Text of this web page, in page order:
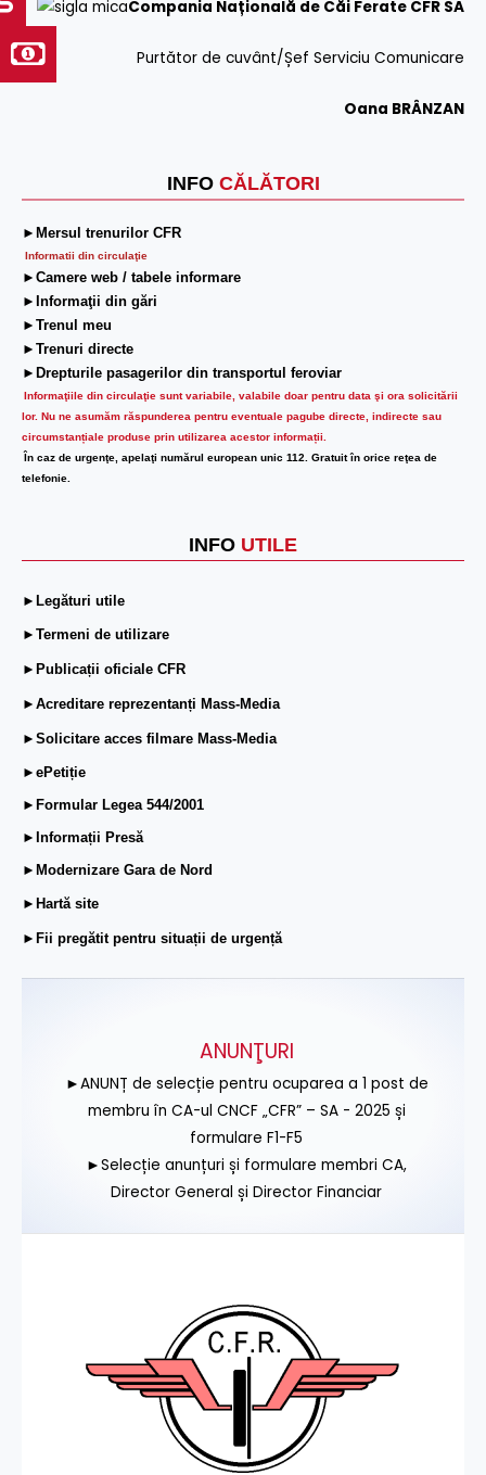
INFO CĂLĂTORI
►Mersul trenurilor CFR
Informatii din circulaţie
►Camere web / tabele informare
►Informaţii din gări
►Trenul meu
►Trenuri directe
►Drepturile pasagerilor din transportul feroviar
Informaţiile din circulaţie sunt variabile, valabile doar pentru data şi ora solicitării
lor. Nu ne asumăm răspunderea pentru eventuale pagube directe, indirecte sau
circumstanțiale produse prin utilizarea acestor informații.
În caz de urgenţe, apelaţi numărul european unic 112. Gratuit în orice reţea de
telefonie.
INFO UTILE
►Legături utile
►Termeni de utilizare
►Publicații oficiale CFR
►Acreditare reprezentanți Mass-Media
►Solicitare acces filmare Mass-Media
►ePetiție
►Formular Legea 544/2001
►Informații Presă
►Modernizare Gara de Nord
►Hartă site
►Fii pregătit pentru situații de urgență
Compania Națională de Căi Ferate CFR SA
Purtător de cuvânt/Șef Serviciu Comunicare
Oana BRÂNZAN
ANUNŢURI
►ANUNȚ de selecție pentru ocuparea a 1 post de
membru în CA-ul CNCF „CFR” – SA - 2025 și
formulare F1-F5
►Selecție anunțuri și formulare membri CA,
Director General și Director Financiar